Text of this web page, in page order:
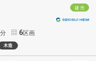
建 売
分 6区画
木造